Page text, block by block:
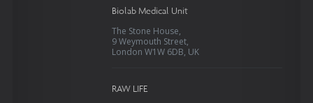
Biolab Medical Unit
The Stone House,
9 Weymouth Street,
London W1W 6DB, UK
RAW LIFE